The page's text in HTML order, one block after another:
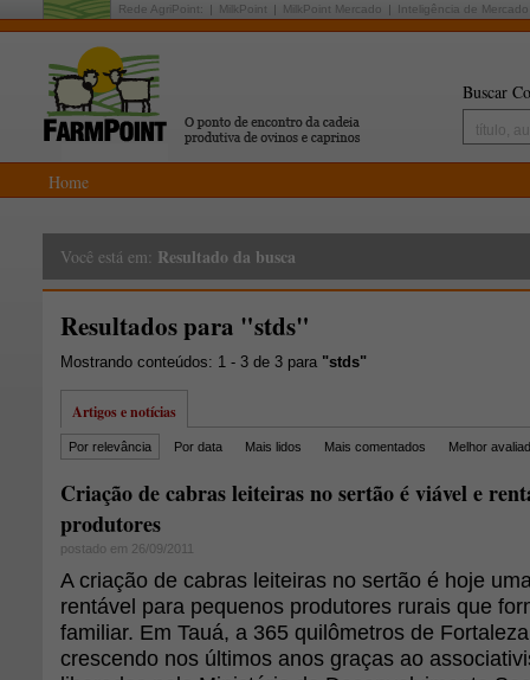
Rede AgriPoint: MilkPoint MilkPoint Mercado Inteligência de Mercado
Buscar
Home
Você está em: Resultado da busca
Resultados para "stds"
Mostrando conteúdos: 1 - 3 de 3 para "stds"
Artigos e notícias
Por relevância Por data Mais lidos Mais comentados Melhor
Criação de cabras leiteiras no sertão é viável e
produtores
postado em 26/09/2011
A criação de cabras leiteiras no sertão é hoje
rentável para pequenos produtores rurais que
familiar. Em Tauá, a 365 quilômetros de
crescendo nos últimos anos graças ao